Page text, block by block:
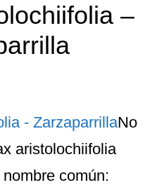
–
No
aristolochiifolia
común: